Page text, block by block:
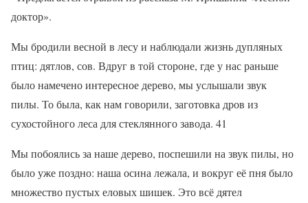
доктор».
Мы бродили весной в лесу и наблюдали жизнь дупляных
птиц: дятлов, сов. Вдруг в той стороне, где у нас раньше
было намечено интересное дерево, мы услышали звук
пилы. То была, как нам говорили, заготовка дров из
сухостойного леса для стеклянного завода. 41
Мы побоялись за наше дерево, поспешили на звук пилы, но
было уже поздно: наша осина лежала, и вокруг её пня было
множество пустых еловых шишек. Это всё дятел